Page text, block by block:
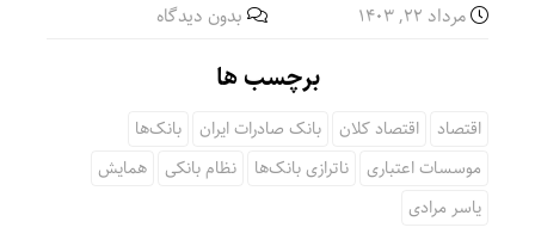
مرداد ۲۲, ۱۴۰۳
بدون دیدگاه
برچسب ها
اقتصاد اقتصاد کلان بانک صادرات ایران
بانک‌ها
موسسات اعتباری
ناترازی بانک‌ها نظام بانکی
همایش
یاسر مرادی